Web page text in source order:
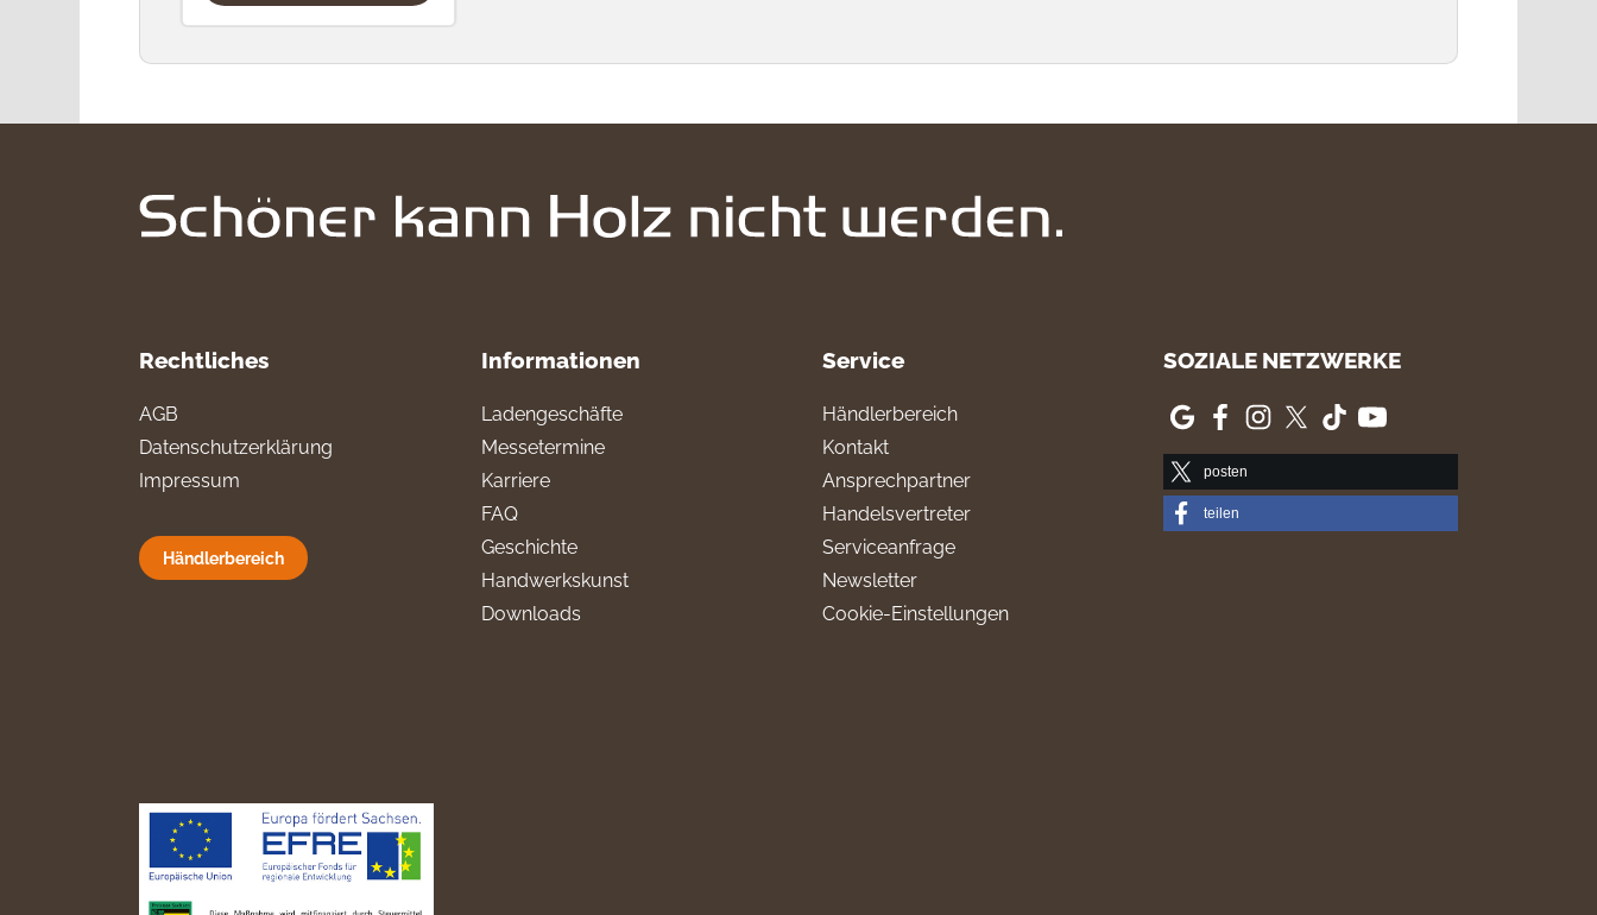
Rechtliches
AGB
Datenschutzerklärung
Impressum
Händlerbereich
Informationen
Ladengeschäfte
Messetermine
Karriere
FAQ
Geschichte
Handwerkskunst
Downloads
Service
Händlerbereich
Kontakt
Ansprechpartner
Handelsvertreter
Serviceanfrage
Newsletter
Cookie-Einstellungen
SOZIALE NETZWERKE
posten
teilen